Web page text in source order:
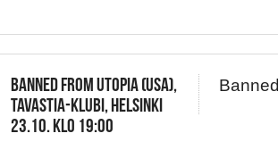
BANNED FROM UTOPIA (USA),
TAVASTIA-KLUBI, HELSINKI
23.10. KLO 19:00